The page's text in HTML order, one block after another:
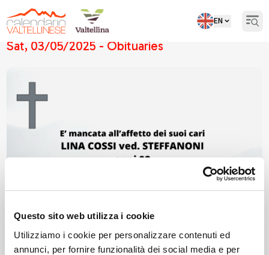
Questo sito web utilizza i cookie
Utilizziamo i cookie per personalizzare contenuti ed
annunci, per fornire funzionalità dei social media e per
EN
Sat, 03/05/2025 - Obituaries